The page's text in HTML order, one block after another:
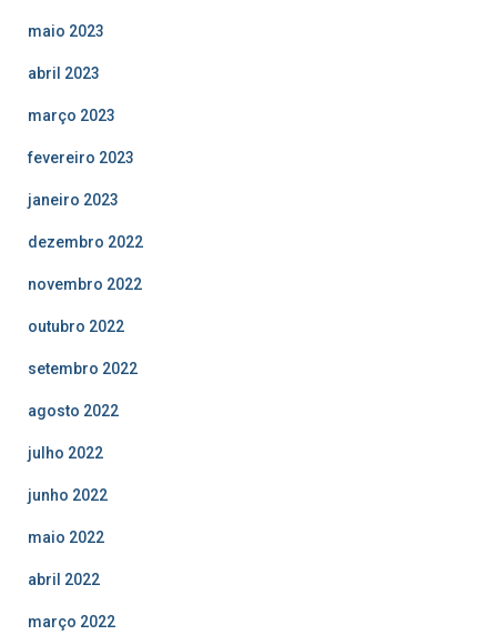
maio 2023
abril 2023
março 2023
fevereiro 2023
janeiro 2023
dezembro 2022
novembro 2022
outubro 2022
setembro 2022
agosto 2022
julho 2022
junho 2022
maio 2022
abril 2022
março 2022